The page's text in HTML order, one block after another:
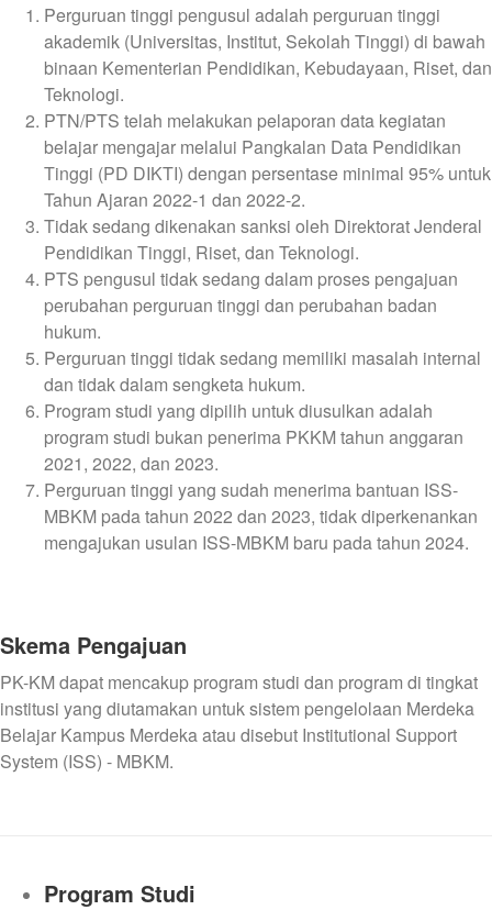
Perguruan tinggi pengusul adalah perguruan tinggi
akademik (Universitas, Institut, Sekolah Tinggi) di bawah
binaan Kementerian Pendidikan, Kebudayaan, Riset, dan
Teknologi.
PTN/PTS telah melakukan pelaporan data kegiatan
belajar mengajar melalui Pangkalan Data Pendidikan
Tinggi (PD DIKTI) dengan persentase minimal 95% untuk
Tahun Ajaran 2022-1 dan 2022-2.
Tidak sedang dikenakan sanksi oleh Direktorat Jenderal
Pendidikan Tinggi, Riset, dan Teknologi.
PTS pengusul tidak sedang dalam proses pengajuan
perubahan perguruan tinggi dan perubahan badan
hukum.
Perguruan tinggi tidak sedang memiliki masalah internal
dan tidak dalam sengketa hukum.
Program studi yang dipilih untuk diusulkan adalah
program studi bukan penerima PKKM tahun anggaran
2021, 2022, dan 2023.
Perguruan tinggi yang sudah menerima bantuan ISS-
MBKM pada tahun 2022 dan 2023, tidak diperkenankan
mengajukan usulan ISS-MBKM baru pada tahun 2024.
Skema Pengajuan
PK-KM dapat mencakup program studi dan program di tingkat
institusi yang diutamakan untuk sistem pengelolaan Merdeka
Belajar Kampus Merdeka atau disebut Institutional Support
System (ISS) - MBKM.
Program Studi